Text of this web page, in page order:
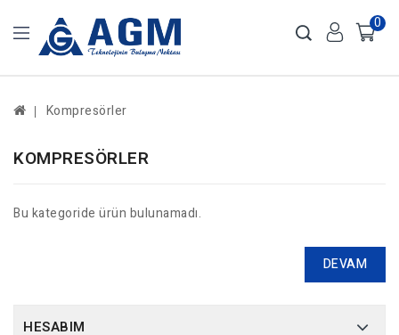
0
Kompresörler
KOMPRESÖRLER
Bu kategoride ürün bulunamadı.
DEVAM
HESABIM